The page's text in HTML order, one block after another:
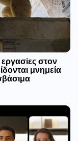
στον
μνημεία